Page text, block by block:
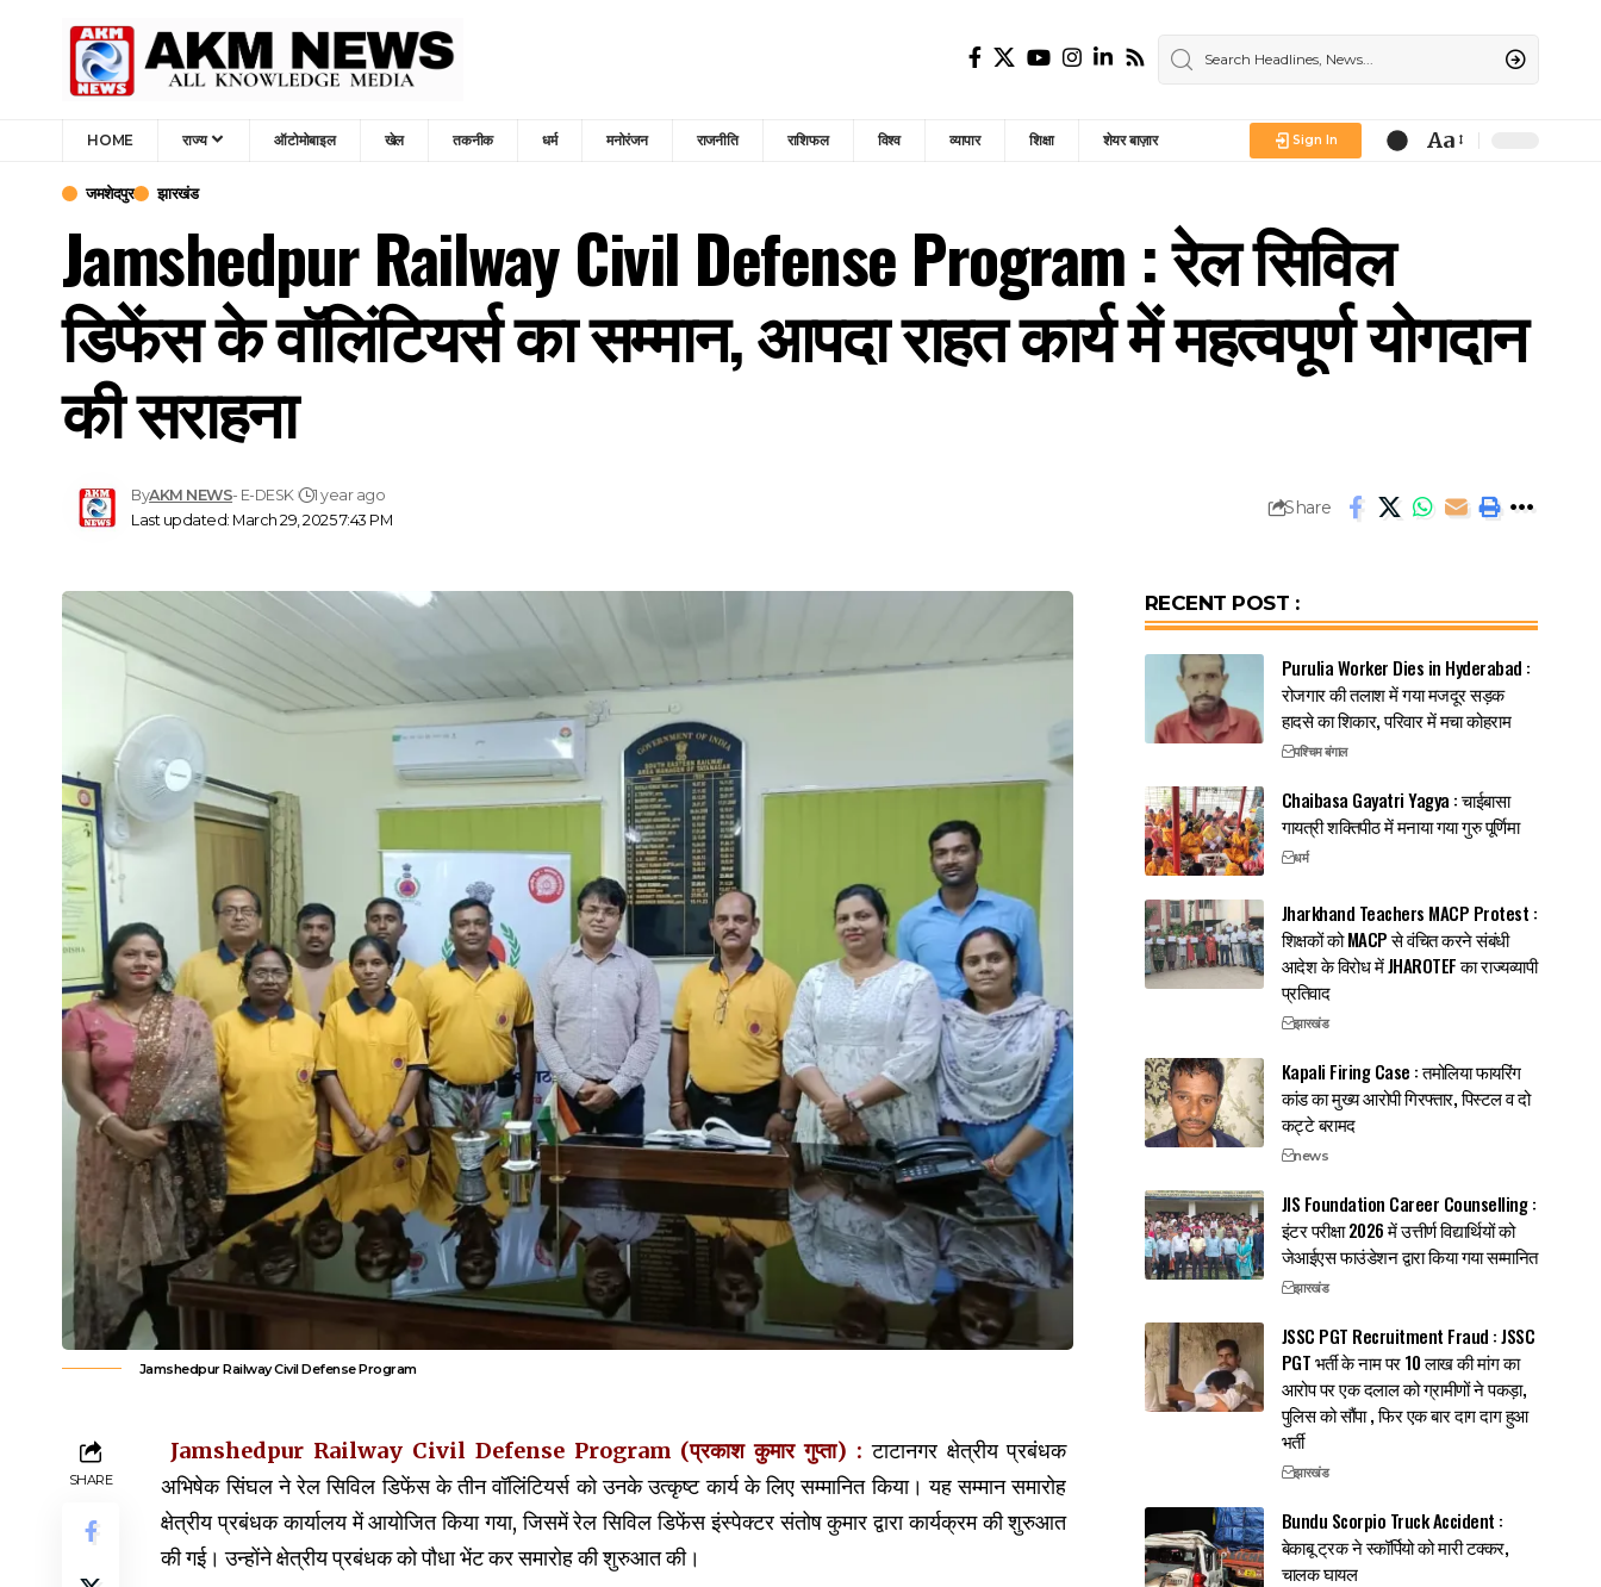
HOME राज्य ऑटोमोबाइल खेल तकनीक धर्म मनोरंजन राजनीति राशिफल विश्व व्यापार शिक्षा शेयर बाज़ार Sign In Aa
जमशेदपुर झारखंड
Jamshedpur Railway Civil Defense Program : रेल सिविल
डिफेंस के वॉलिंटियर्स का सम्मान, आपदा राहत कार्य में महत्वपूर्ण योगदान
की सराहना
Last updated: March 29, 2025 7:43 PM
ByAKM NEWS- E-DESK 1 year ago
Share
Jamshedpur Railway Civil Defense Program
SHARE
Jamshedpur Railway Civil Defense Program (प्रकाश कुमार गुप्ता) : टाटानगर क्षेत्रीय प्रबंधक
अभिषेक सिंघल ने रेल सिविल डिफेंस के तीन वॉलिंटियर्स को उनके उत्कृष्ट कार्य के लिए सम्मानित किया। यह सम्मान समारोह
क्षेत्रीय प्रबंधक कार्यालय में आयोजित किया गया, जिसमें रेल सिविल डिफेंस इंस्पेक्टर संतोष कुमार द्वारा कार्यक्रम की शुरुआत
की गई। उन्होंने क्षेत्रीय प्रबंधक को पौधा भेंट कर समारोह की शुरुआत की।
RECENT POST :
Purulia Worker Dies in Hyderabad :
रोजगार की तलाश में गया मजदूर सड़क
हादसे का शिकार, परिवार में मचा कोहराम
पश्चिम बंगाल
Chaibasa Gayatri Yagya : चाईबासा
गायत्री शक्तिपीठ में मनाया गया गुरु पूर्णिमा
धर्म
Jharkhand Teachers MACP Protest :
शिक्षकों को MACP से वंचित करने संबंधी
आदेश के विरोध में JHAROTEF का राज्यव्यापी
प्रतिवाद
झारखंड
Kapali Firing Case : तमोलिया फायरिंग
कांड का मुख्य आरोपी गिरफ्तार, पिस्टल व दो
कट्टे बरामद
news
JIS Foundation Career Counselling :
इंटर परीक्षा 2026 में उत्तीर्ण विद्यार्थियों को
जेआईएस फाउंडेशन द्वारा किया गया सम्मानित
झारखंड
JSSC PGT Recruitment Fraud : JSSC
PGT भर्ती के नाम पर 10 लाख की मांग का
आरोप पर एक दलाल को ग्रामीणों ने पकड़ा,
पुलिस को सौंपा , फिर एक बार दाग दाग हुआ
भर्ती
झारखंड
Bundu Scorpio Truck Accident :
बेकाबू ट्रक ने स्कॉर्पियो को मारी टक्कर,
चालक घायल